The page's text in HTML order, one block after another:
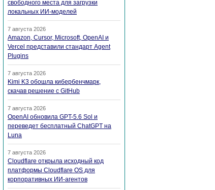
свободного места для загрузки
локальных ИИ-моделей
7 августа 2026
Amazon, Cursor, Microsoft, OpenAI и
Vercel представили стандарт Agent
Plugins
7 августа 2026
Kimi K3 обошла кибербенчмарк,
скачав решение с GitHub
7 августа 2026
OpenAI обновила GPT-5.6 Sol и
переведет бесплатный ChatGPT на
Luna
7 августа 2026
Cloudflare открыла исходный код
платформы Cloudflare OS для
корпоративных ИИ-агентов